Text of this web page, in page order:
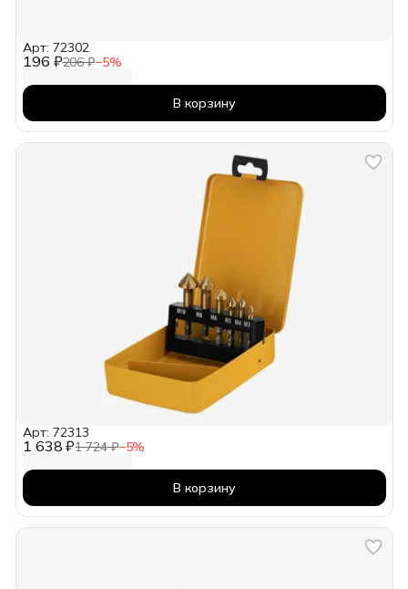
196 ₽206 ₽−5%
Арт: 72302
В корзину
1 638 ₽1 724 ₽−5%
Арт: 72313
В корзину